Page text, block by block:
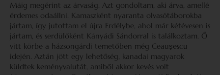
Máig megérint az árvaság. Azt gondoltam, aki árva, amellé
érdemes odaállni. Kamaszként nyaranta olvasótáborokba
jártam, így jutottam el újra Erdélybe, ahol már kétévesen is
jártam, és serdülőként Kányádi Sándorral is találkoztam. Ő
vitt körbe a házsongárdi temetőben még Ceaușescu
idején. Aztán jött egy lehetőség, kanadai magyarok
küldtek keményvalutát, amiből akkor kevés volt